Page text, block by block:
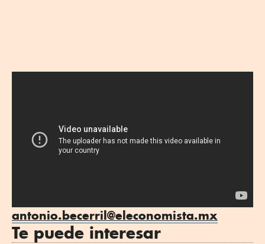
antonio.becerril@eleconomista.mx
Te puede interesar